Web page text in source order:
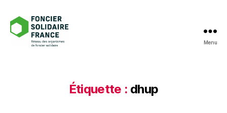
Menu
Étiquette : dhup